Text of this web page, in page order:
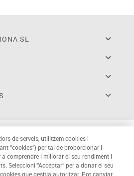
SL
de serveis, utilitzem cookies i
“cookies”) per tal de proporcionar i
comprendre i millorar el seu rendiment i
Seleccioni “Acceptar” per a donar el seu
que desitja autoritzar. Pot canviar